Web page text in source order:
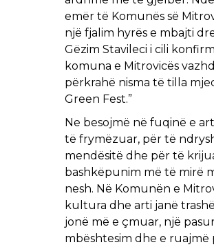
emër të Komunës së
një fjalim hyrës e mbajti
Gëzim Stavileci i cili
komuna e Mitrovicës
përkrahë nisma të tilla
Green Fest.”
Ne besojmë në fuqinë e
të frymëzuar, për të
mendësitë dhe për të
bashkëpunim më të mirë
nesh. Në Komunën e
kultura dhe arti janë
jonë më e çmuar, një
mbështesim dhe e ruajmë